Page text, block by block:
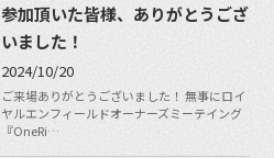
参加頂いた皆様、ありがとうござ
いました！
2024/10/20
ご来場ありがとうございました！ 無事にロイ
ヤルエンフィールドオーナーズミーテイング
『OneRi…